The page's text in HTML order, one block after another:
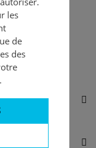
du
, vous
à relire.
les
de
des